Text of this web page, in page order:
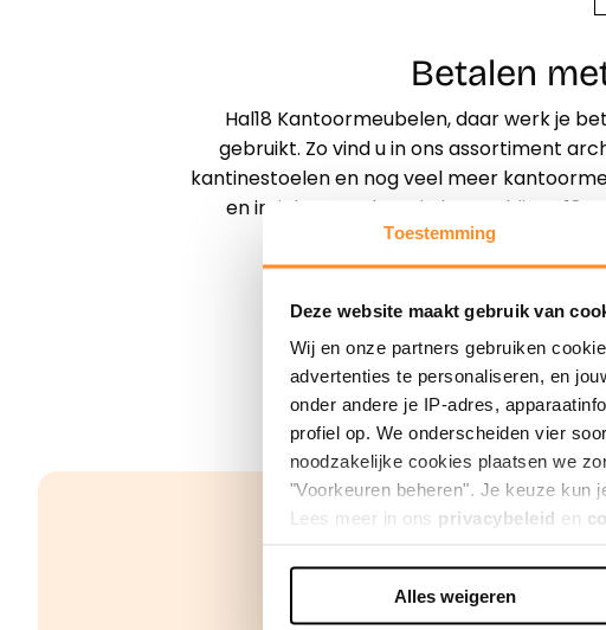
Toestemming
Deze website maakt gebruik van
Wij en onze partners gebruiken
advertenties te personaliseren, en
onder andere je IP-adres,
profiel op. We onderscheiden vier
noodzakelijke cookies plaatsen we
"Voorkeuren beheren". Je keuze kun
Lees meer in ons privacybeleid en
We werken samen met42 derden
Alles weigeren
Betalen
Hal18 Kantoormeubelen, daar werk je
gebruikt. Zo vind u in ons assortiment
kantinestoelen en nog veel meer
en inrichten op locatie bent u bij HAL18